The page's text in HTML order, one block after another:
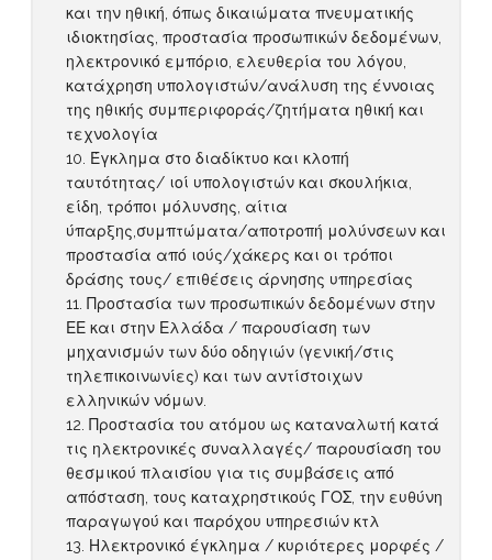
και την ηθική, όπως δικαιώματα πνευματικής
ιδιοκτησίας, προστασία προσωπικών δεδομένων,
ηλεκτρονικό εμπόριο, ελευθερία του λόγου,
κατάχρηση υπολογιστών/ανάλυση της έννοιας
της ηθικής συμπεριφοράς/ζητήματα ηθική και
τεχνολογία
Έγκλημα στο διαδίκτυο και κλοπή
ταυτότητας/ ιοί υπολογιστών και σκουλήκια,
είδη, τρόποι μόλυνσης, αίτια
ύπαρξης,συμπτώματα/αποτροπή μολύνσεων και
προστασία από ιούς/χάκερς και οι τρόποι
δράσης τους/ επιθέσεις άρνησης υπηρεσίας
Προστασία των προσωπικών δεδομένων στην
ΕΕ και στην Ελλάδα / παρουσίαση των
μηχανισμών των δύο οδηγιών (γενική/στις
τηλεπικοινωνίες) και των αντίστοιχων
ελληνικών νόμων.
Προστασία του ατόμου ως καταναλωτή κατά
τις ηλεκτρονικές συναλλαγές/ παρουσίαση του
θεσμικού πλαισίου για τις συμβάσεις από
απόσταση, τους καταχρηστικούς ΓΟΣ, την ευθύνη
παραγωγού και παρόχου υπηρεσιών κτλ
Ηλεκτρονικό έγκλημα / κυριότερες μορφές /